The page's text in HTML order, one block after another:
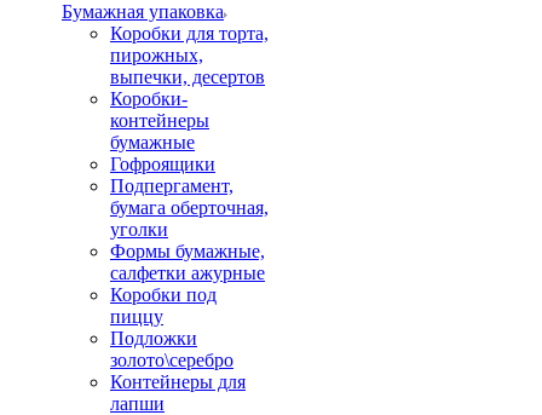
Бумажная упаковка
Коробки для торта,
пирожных,
выпечки, десертов
Коробки-
контейнеры
бумажные
Гофроящики
Подпергамент,
бумага оберточная,
уголки
Формы бумажные,
салфетки ажурные
Коробки под
пиццу
Подложки
золото\серебро
Контейнеры для
лапши